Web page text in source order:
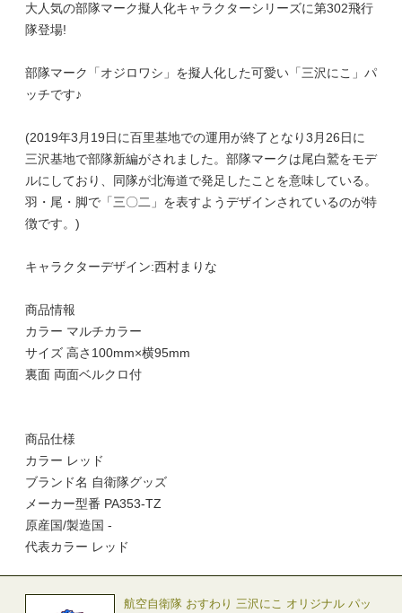
大人気の部隊マーク擬人化キャラクターシリーズに第302飛行
隊登場!
部隊マーク「オジロワシ」を擬人化した可愛い「三沢にこ」パ
ッチです♪
(2019年3月19日に百里基地での運用が終了となり3月26日に
三沢基地で部隊新編がされました。部隊マークは尾白鷲をモデ
ルにしており、同隊が北海道で発足したことを意味している。
羽・尾・脚で「三〇二」を表すようデザインされているのが特
徴です。)
キャラクターデザイン:西村まりな
商品情報
カラー マルチカラー
サイズ 高さ100mm×横95mm
裏面 両面ベルクロ付
商品仕様
カラー レッド
ブランド名 自衛隊グッズ
メーカー型番 PA353-TZ
原産国/製造国 -
代表カラー レッド
航空自衛隊 おすわり 三沢にこ オリジナル パッ